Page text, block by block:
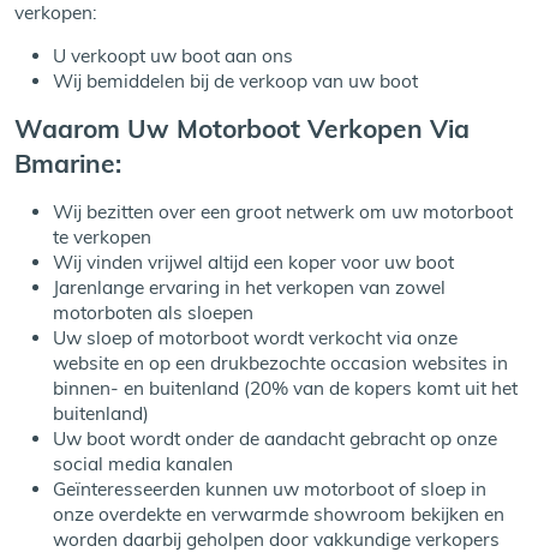
verkopen:
U verkoopt uw boot aan ons
Wij bemiddelen bij de verkoop van uw boot
Waarom Uw Motorboot Verkopen Via
Bmarine:
Wij bezitten over een groot netwerk om uw motorboot
te verkopen
Wij vinden vrijwel altijd een koper voor uw boot
Jarenlange ervaring in het verkopen van zowel
motorboten als sloepen
Uw sloep of motorboot wordt verkocht via onze
website en op een drukbezochte occasion websites in
binnen- en buitenland (20% van de kopers komt uit het
buitenland)
Uw boot wordt onder de aandacht gebracht op onze
social media kanalen
Geïnteresseerden kunnen uw motorboot of sloep in
onze overdekte en verwarmde showroom bekijken en
worden daarbij geholpen door vakkundige verkopers